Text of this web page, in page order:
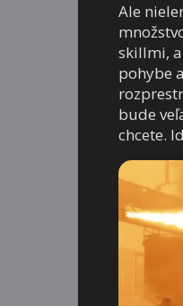
Ale
skillmi,
pohybe
bude
chcete.